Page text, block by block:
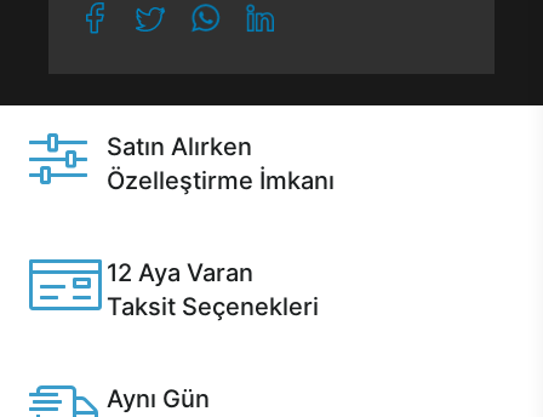
Satın Alırken
Özelleştirme İmkanı
12 Aya Varan
Taksit Seçenekleri
Aynı Gün